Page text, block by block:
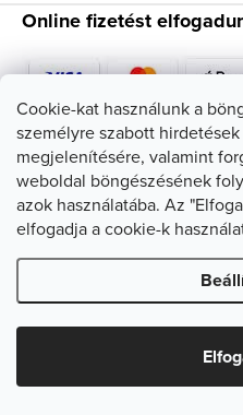
Cookie-kat használunk a
személyre szabott
megjelenítésére, valamint
weboldal böngészésének
azok használatába. Az
elfogadja a cookie-k
Online fizetést
Kövessen minket
Copyright 2026
beállítások